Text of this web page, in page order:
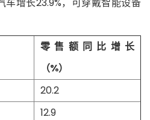
零售额同比增长
（%）
20.2
12.9